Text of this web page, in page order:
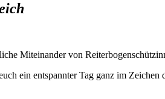
Miteinander von
ein entspannter Tag ganz im